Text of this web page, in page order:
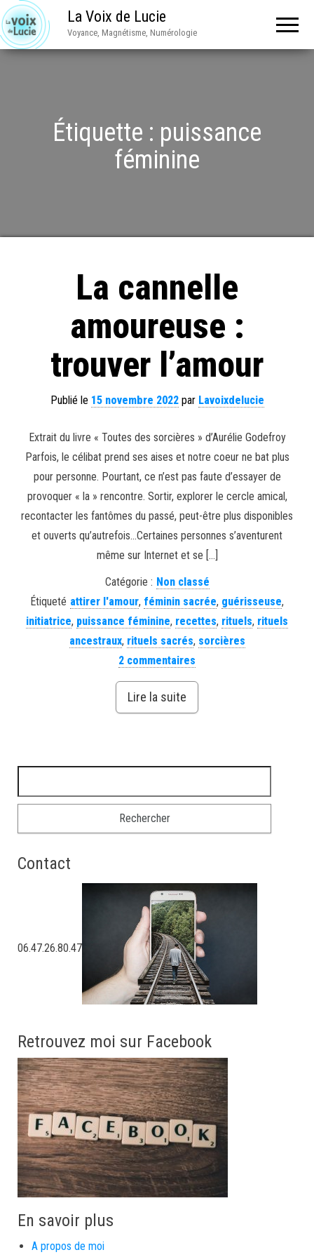
La Voix de Lucie
Voyance, Magnétisme, Numérologie
Étiquette : puissance
féminine
La cannelle
amoureuse :
trouver l’amour
Publié le 15 novembre 2022par Lavoixdelucie
Extrait du livre « Toutes des sorcières » d’Aurélie Godefroy
Parfois, le célibat prend ses aises et notre coeur ne bat plus
pour personne. Pourtant, ce n’est pas faute d’essayer de
provoquer « la » rencontre. Sortir, explorer le cercle amical,
recontacter les fantômes du passé, peut-être plus disponibles
et ouverts qu’autrefois…Certaines personnes s’aventurent
même sur Internet et se […]
Catégorie : Non classé
Étiqueté attirer l'amour, féminin sacrée, guérisseuse,
initiatrice, puissance féminine, recettes, rituels, rituels
ancestraux, rituels sacrés, sorcières
2 commentaires
Lire la suite
Contact
06.47.26.80.47
Retrouvez moi sur Facebook
En savoir plus
A propos de moi